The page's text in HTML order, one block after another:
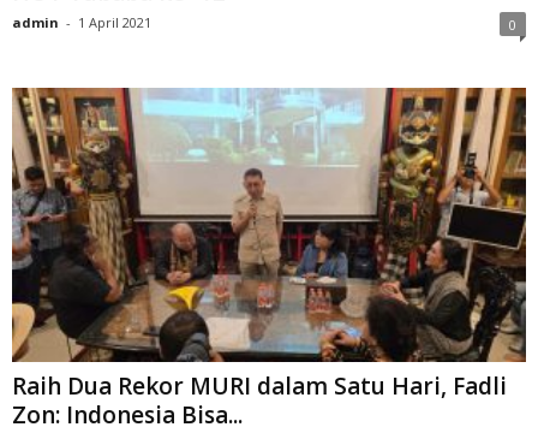
admin - 1 April 2021 0
Raih Dua Rekor MURI dalam Satu Hari, Fadli
Zon: Indonesia Bisa...